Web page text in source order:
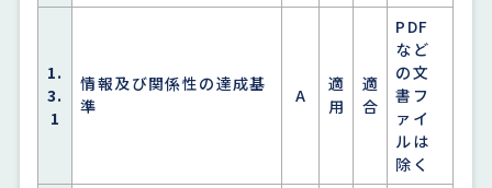
1.
3.
1
情報及び関係性の達成基
準
A
適
用
適
合
PDF
など
の文
書フ
ァイ
ルは
除く